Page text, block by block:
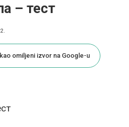
– тест
omiljeni izvor na Google-u